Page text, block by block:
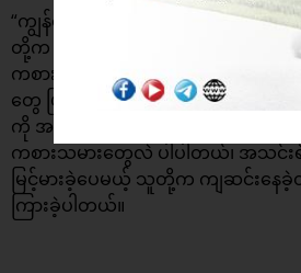
“ကျွန်တော်တို့ ရုန်းကန်ခဲ့ရတယ်၊ ဘာက
တို့က အဆင့် ၇ ရခဲ့တယ်လေ၊ စခိုးလ် အန
ကစားသမား-နည်းပြ လုပ်ခဲ့တာနဲ့အ
တွေ ဖြစ်နေခဲ့တယ်၊ ဖာဂူဆန် နောက်
ကို အပြစ်တင်လို့မရပါဘူး၊ သူ့ကိုပဲ ပြော
ကစားသမားတွေလဲ ပါပါတယ်၊ အသ
မြင့်မားခဲ့ပေမယ့် သူတို့က ကျဆင်းနေခဲ့
ကြားခဲ့ပါတယ်။